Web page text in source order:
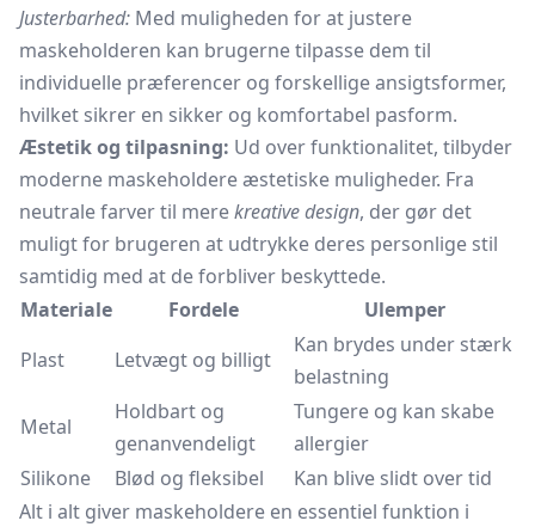
Justerbarhed: Med muligheden for at justere
maskeholderen kan brugerne tilpasse dem til
individuelle præferencer og forskellige ansigtsformer,
hvilket sikrer en sikker og komfortabel pasform.
Æstetik og tilpasning: Ud over funktionalitet, tilbyder
moderne maskeholdere æstetiske muligheder. Fra
neutrale farver til merekreative design, der gør det
muligt for brugeren at udtrykke deres personlige stil
samtidig med at de forbliver beskyttede.
Materiale
Fordele
Ulemper
Plast
Letvægt og billigt
Kan brydes under stærk
belastning
Metal
Holdbart og
genanvendeligt
Tungere og kan skabe
allergier
Silikone
Blød og fleksibel
Kan blive slidt over tid
Alt i alt giver maskeholdere en essentiel funktion i